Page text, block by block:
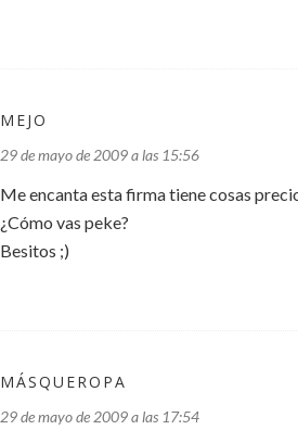
MEJO
29 de mayo de 2009 a las 15:56
Me encanta esta firma tiene cosas
¿Cómo vas peke?
Besitos ;)
MÁSQUEROPA
29 de mayo de 2009 a las 17:54